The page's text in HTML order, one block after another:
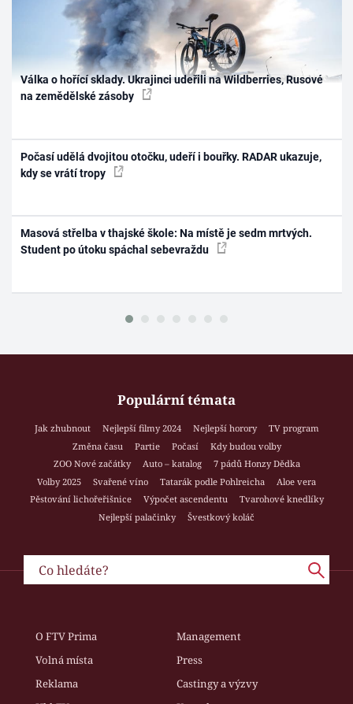
Válka o hořící sklady. Ukrajinci udeřili na Wildberries, Rusové
na zemědělské zásoby
Počasí udělá dvojitou otočku, udeří i bouřky. RADAR ukazuje,
kdy se vrátí tropy
Masová střelba v thajské škole: Na místě je sedm mrtvých.
Student po útoku spáchal sebevraždu
Populární témata
Jak zhubnout Nejlepší filmy 2024 Nejlepší horory
TV program
Změna času
Partie Počasí
Kdy budou volby
ZOO Nové začátky
Auto – katalog
7 pádů Honzy Dědka
Volby 2025
Svařené víno Tatarák podle Pohlreicha
Aloe vera
Pěstování lichořeřišnice
Výpočet ascendentu
Tvarohové knedlíky
Nejlepší palačinky
Švestkový koláč
O FTV Prima
Management
Volná místa
Press
Reklama
Castingy a výzvy